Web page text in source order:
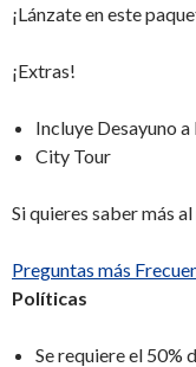
¡Lánzate en este
¡Extras!
Incluye Desayuno a
City Tour
Si quieres saber más
Preguntas más
Políticas
Se requiere el 50%